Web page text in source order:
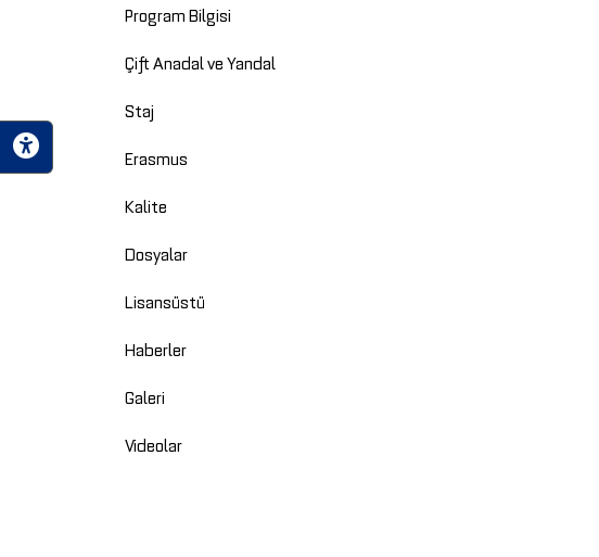
Program Bilgisi
Çift Anadal ve Yandal
Staj
Erasmus
Kalite
Dosyalar
Lisansüstü
Haberler
Galeri
Videolar